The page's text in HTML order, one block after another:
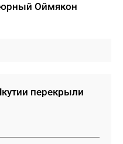
Оймякон
перекрыли